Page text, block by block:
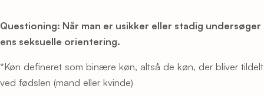
Questioning: Når man er usikker eller stadig undersøger
ens seksuelle orientering.
*Køn defineret som binære køn, altså de køn, der bliver tildelt
ved fødslen (mand eller kvinde)